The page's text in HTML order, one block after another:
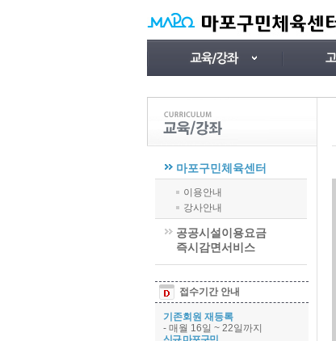
마포구민체육센터
이용안내
강사안내
공공시설이용요금
즉시감면서비스
접수기간 안내
기존회원 재등록
- 매월 16일 ~ 22일까지